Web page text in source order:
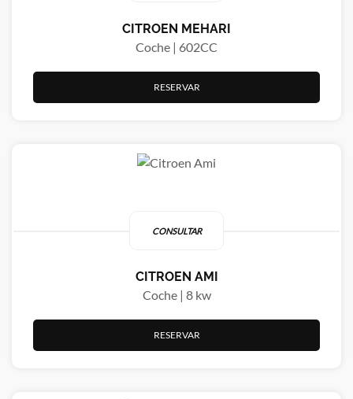
CITROEN MEHARI
Coche | 602CC
RESERVAR
CONSULTAR
CITROEN AMI
Coche | 8 kw
RESERVAR